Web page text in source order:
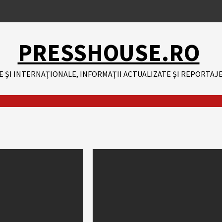
PRESSHOUSE.RO
ȘI INTERNAȚIONALE, INFORMAȚII ACTUALIZATE ȘI